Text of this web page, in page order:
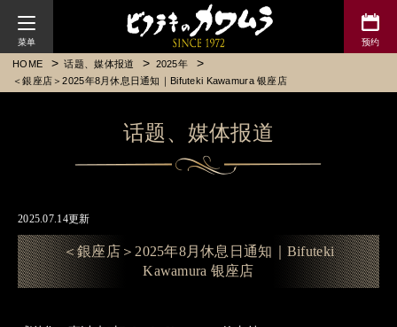
HOME 话题、媒体报道
2025年
＜銀座店＞2025年8月休息日通知｜Bifuteki Kawamura 银座店
话题、媒体报道
2025.07.14更新
＜銀座店＞2025年8月休息日通知｜Bifuteki
Kawamura 银座店